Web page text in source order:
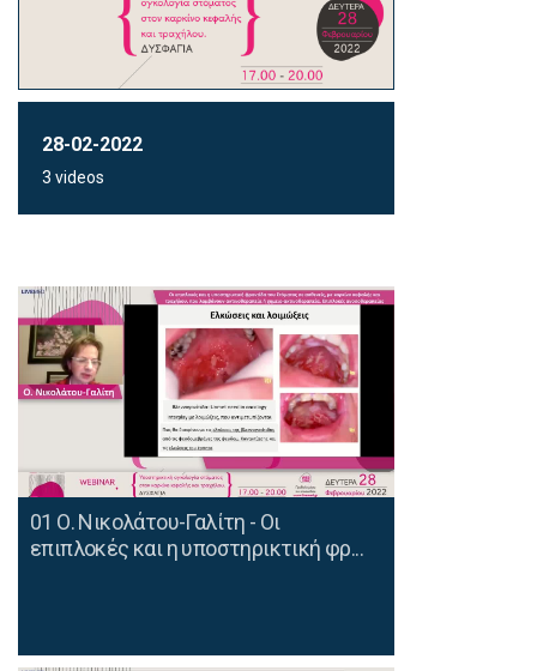
28-02-2022
3 videos
01 Ο. Νικολάτου-Γαλίτη - Οι
επιπλοκές και η υποστηρικτική φρ...